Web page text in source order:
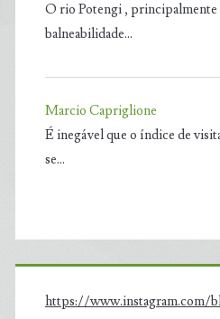
O rio Potengi , principalmente
balneabilidade…
Marcio Capriglione
É inegável que o índice de
se…
https://www.instagram.com/